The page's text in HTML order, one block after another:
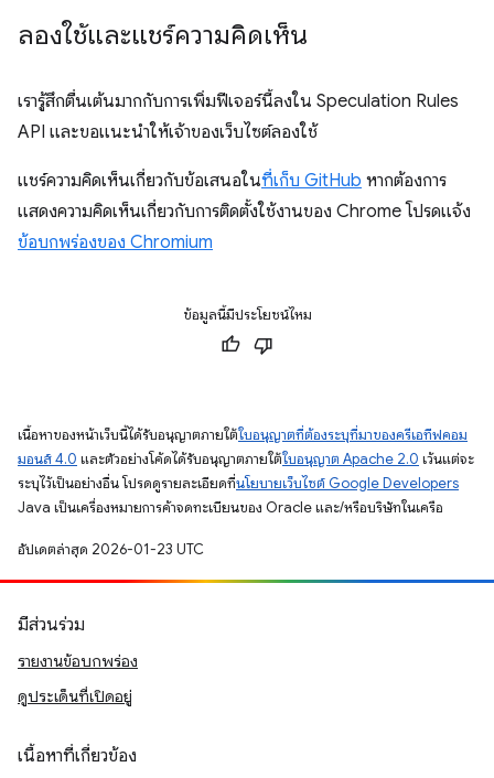
ลองใช้และแชร์ความคิดเห็น
เรารู้สึกตื่นเต้นมากกับการเพิ่มฟีเจอร์นี้ลงใน Speculation Rules
API และขอแนะนำให้เจ้าของเว็บไซต์ลองใช้
แชร์ความคิดเห็นเกี่ยวกับข้อเสนอในที่เก็บ GitHub หากต้องการ
แสดงความคิดเห็นเกี่ยวกับการติดตั้งใช้งานของ Chrome โปรดแจ้ง
ข้อบกพร่องของ Chromium
ข้อมูลนี้มีประโยชน์ไหม
เนื้อหาของหน้าเว็บนี้ได้รับอนุญาตภายใต้ใบอนุญาตที่ต้องระบุที่มาของครีเอทีฟคอม
มอนส์ 4.0 และตัวอย่างโค้ดได้รับอนุญาตภายใต้ใบอนุญาต Apache 2.0 เว้นแต่จะ
ระบุไว้เป็นอย่างอื่น โปรดดูรายละเอียดที่นโยบายเว็บไซต์ Google Developers
Java เป็นเครื่องหมายการค้าจดทะเบียนของ Oracle และ/หรือบริษัทในเครือ
อัปเดตล่าสุด 2026-01-23 UTC
มีส่วนร่วม
รายงานข้อบกพร่อง
ดูประเด็นที่เปิดอยู่
เนื้อหาที่เกี่ยวข้อง